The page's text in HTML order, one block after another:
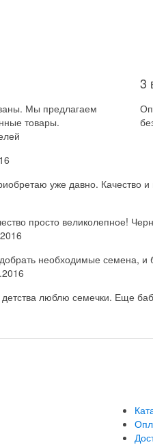
Мы предлагаем
товары.
3
уже давно. Качество и
просто великолепное!
необходимые семена, и
люблю семечки. Еще